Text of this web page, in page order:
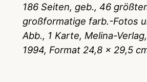
186 Seiten, geb., 46
großformatige farb.-Fotos
Abb., 1 Karte, Melina-
1994, Format 24,8 x 29,5